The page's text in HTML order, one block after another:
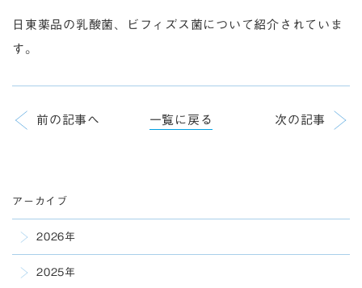
日東薬品の乳酸菌、ビフィズス菌について紹介されていま
す。
前の記事へ 一覧に戻る 次の記事
アーカイブ
2026年
2025年